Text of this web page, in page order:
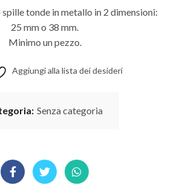
tonde in metallo in 2 dimensioni:
25 mm o 38 mm.
Minimo un pezzo.
Aggiungi alla lista dei desideri
Senza categoria